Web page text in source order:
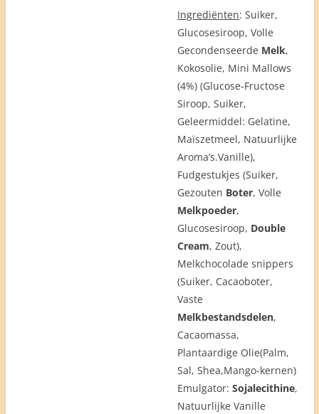
Ingrediënten: Suiker,
Glucosesiroop, Volle
Gecondenseerde Melk,
Kokosolie, Mini Mallows
(4%) (Glucose-Fructose
Siroop, Suiker,
Geleermiddel: Gelatine,
Maïszetmeel, Natuurlijke
Aroma’s.Vanille),
Fudgestukjes (Suiker,
Gezouten Boter, Volle
Melkpoeder,
Glucosesiroop, Double
Cream, Zout),
Melkchocolade snippers
(Suiker, Cacaoboter,
Vaste
Melkbestandsdelen,
Cacaomassa,
Plantaardige Olie(Palm,
Sal, Shea,Mango-kernen)
Emulgator: Sojalecithine,
Natuurlijke Vanille